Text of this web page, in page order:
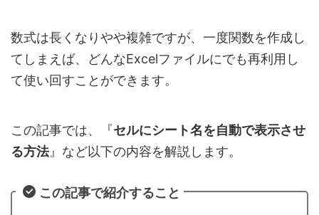
数式は長くなりやや複雑ですが、一度関数を作成し
てしまえば、どんなExcelファイルにでも再利用し
て使い回すことができます。
この記事では、『セルにシート名を自動で表示させ
る方法』など以下の内容を解説します。
この記事で紹介すること